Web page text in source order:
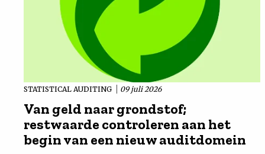
STATISTICAL AUDITING 09 juli 2026
Van geld naar grondstof;
restwaarde controleren aan het
begin van een nieuw auditdomein